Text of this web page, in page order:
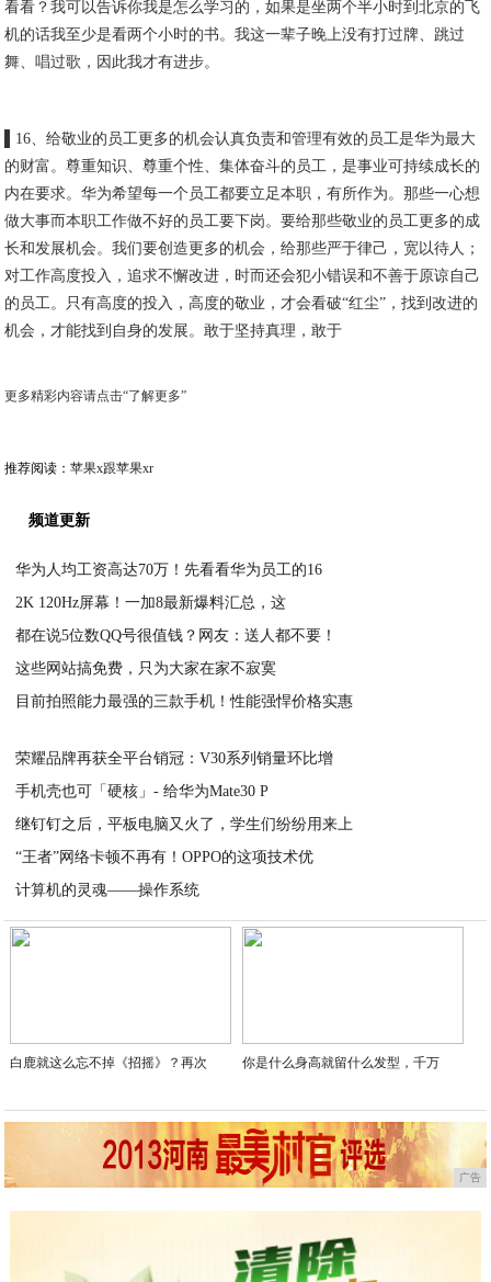
看看？我可以告诉你我是怎么学习的，如果是坐两个半小时到北京的飞
机的话我至少是看两个小时的书。我这一辈子晚上没有打过牌、跳过
舞、唱过歌，因此我才有进步。
▌16、给敬业的员工更多的机会认真负责和管理有效的员工是华为最大
的财富。尊重知识、尊重个性、集体奋斗的员工，是事业可持续成长的
内在要求。华为希望每一个员工都要立足本职，有所作为。那些一心想
做大事而本职工作做不好的员工要下岗。要给那些敬业的员工更多的成
长和发展机会。我们要创造更多的机会，给那些严于律己，宽以待人；
对工作高度投入，追求不懈改进，时而还会犯小错误和不善于原谅自己
的员工。只有高度的投入，高度的敬业，才会看破“红尘”，找到改进的
机会，才能找到自身的发展。敢于坚持真理，敢于
更多精彩内容请点击“了解更多”
推荐阅读：苹果x跟苹果xr
频道更新
华为人均工资高达70万！先看看华为员工的16
2K 120Hz屏幕！一加8最新爆料汇总，这
都在说5位数QQ号很值钱？网友：送人都不要！
这些网站搞免费，只为大家在家不寂寞
目前拍照能力最强的三款手机！性能强悍价格实惠
荣耀品牌再获全平台销冠：V30系列销量环比增
手机壳也可「硬核」- 给华为Mate30 P
继钉钉之后，平板电脑又火了，学生们纷纷用来上
“王者”网络卡顿不再有！OPPO的这项技术优
计算机的灵魂——操作系统
2020-03-31
白鹿就这么忘不掉《招摇》？再次 你是什么身高就留什么发型，千万
广告